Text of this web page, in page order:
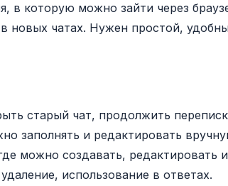
в которую можно зайти через
новых чатах. Нужен простой,
старый чат, продолжить
заполнять и редактировать
можно создавать, редактировать
использование в ответах.